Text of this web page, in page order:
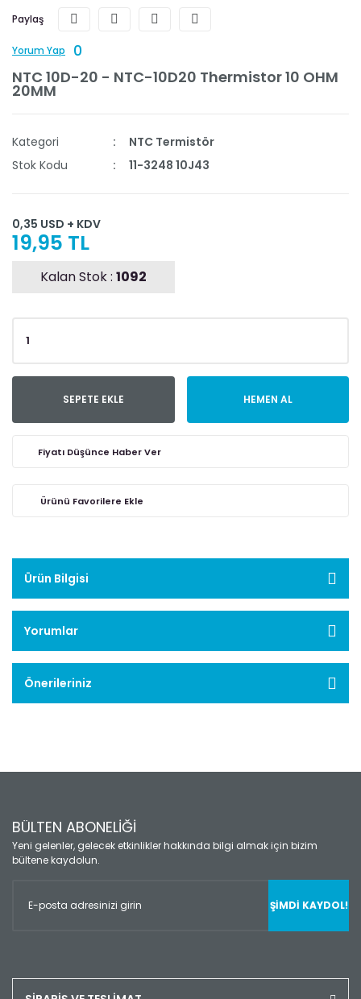
Paylaş
Yorum Yap
0
NTC 10D-20 - NTC-10D20 Thermistor 10 OHM
20MM
Kategori
NTC Termistör
Stok Kodu
11-3248 10J43
0,35 USD + KDV
19,95 TL
Kalan Stok : 1092
SEPETE EKLE HEMEN AL
Fiyatı Düşünce Haber Ver
Ürün Bilgisi
Yorumlar
Önerileriniz
BÜLTEN ABONELİĞİ
Yeni gelenler, gelecek etkinlikler hakkında bilgi almak için bizim
bültene kaydolun.
ŞİMDİ KAYDOL!